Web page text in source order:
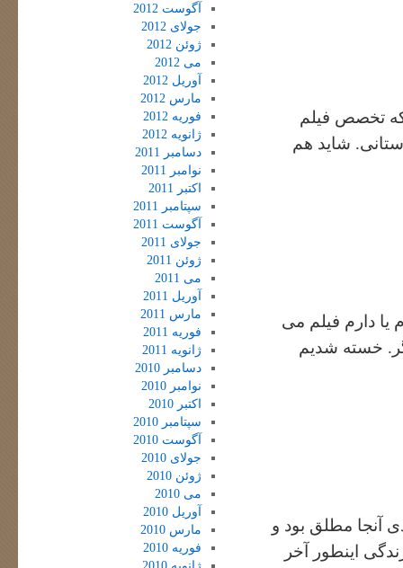
تخصص فیلم
شاید هم
یا دارم فیلم می
خسته شدیم
آنجا مطلق بود و
اینطور آخر
آگوست 2012
جولای 2012
ژوئن 2012
می 2012
آوریل 2012
مارس 2012
فوریه 2012
ژانویه 2012
دسامبر 2011
نوامبر 2011
اکتبر 2011
سپتامبر 2011
آگوست 2011
جولای 2011
ژوئن 2011
می 2011
آوریل 2011
مارس 2011
فوریه 2011
ژانویه 2011
دسامبر 2010
نوامبر 2010
اکتبر 2010
سپتامبر 2010
آگوست 2010
جولای 2010
ژوئن 2010
می 2010
آوریل 2010
مارس 2010
فوریه 2010